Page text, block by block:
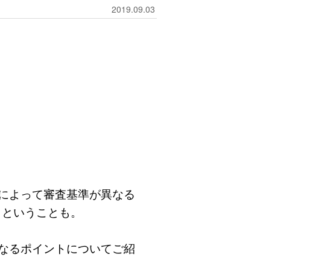
2019.09.03
よって審査基準が異なる
いうことも。
るポイントについてご紹